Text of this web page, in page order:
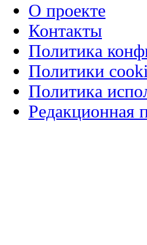
О проекте
Контакты
Политика
Политики
Политика
Редакционная